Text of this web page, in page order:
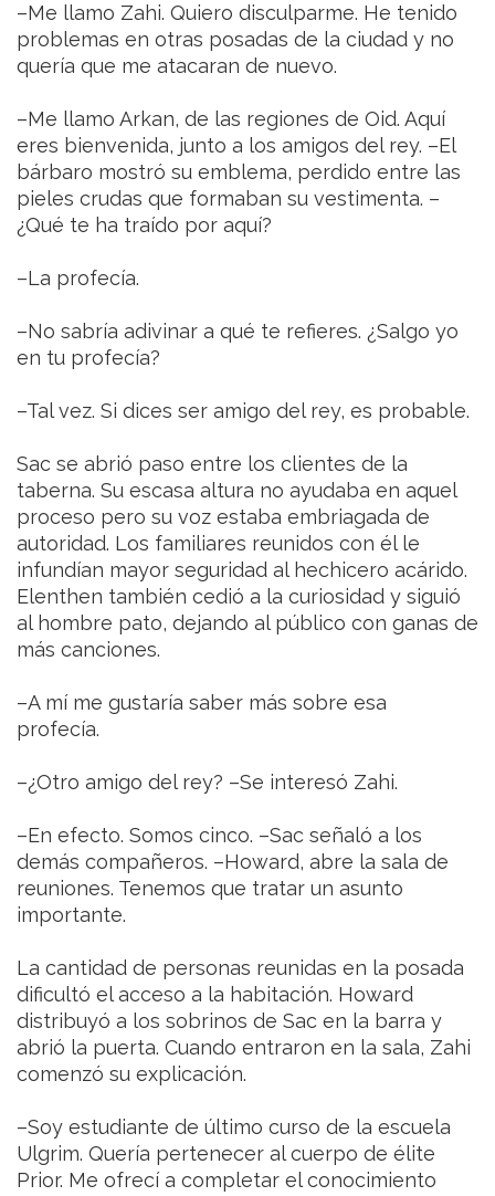
–Me llamo Zahi. Quiero disculparme. He tenido
problemas en otras posadas de la ciudad y no
quería que me atacaran de nuevo.
–Me llamo Arkan, de las regiones de Oid. Aquí
eres bienvenida, junto a los amigos del rey. –El
bárbaro mostró su emblema, perdido entre las
pieles crudas que formaban su vestimenta. –
¿Qué te ha traído por aquí?
–La profecía.
–No sabría adivinar a qué te refieres. ¿Salgo yo
en tu profecía?
–Tal vez. Si dices ser amigo del rey, es probable.
Sac se abrió paso entre los clientes de la
taberna. Su escasa altura no ayudaba en aquel
proceso pero su voz estaba embriagada de
autoridad. Los familiares reunidos con él le
infundían mayor seguridad al hechicero acárido.
Elenthen también cedió a la curiosidad y siguió
al hombre pato, dejando al público con ganas de
más canciones.
–A mí me gustaría saber más sobre esa
profecía.
–¿Otro amigo del rey? –Se interesó Zahi.
–En efecto. Somos cinco. –Sac señaló a los
demás compañeros. –Howard, abre la sala de
reuniones. Tenemos que tratar un asunto
importante.
La cantidad de personas reunidas en la posada
dificultó el acceso a la habitación. Howard
distribuyó a los sobrinos de Sac en la barra y
abrió la puerta. Cuando entraron en la sala, Zahi
comenzó su explicación.
–Soy estudiante de último curso de la escuela
Ulgrim. Quería pertenecer al cuerpo de élite
Prior. Me ofrecí a completar el conocimiento